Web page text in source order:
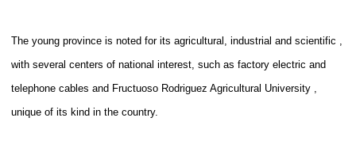
The young province is noted for its agricultural, industrial and scientific ,
with several centers of national interest, such as factory electric and
telephone cables and Fructuoso Rodriguez Agricultural University ,
unique of its kind in the country.